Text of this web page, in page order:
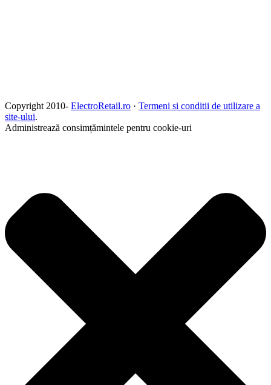
Copyright 2010- ElectroRetail.ro · Termeni si conditii de utilizare a
site-ului.
Administrează consimțămintele pentru cookie-uri